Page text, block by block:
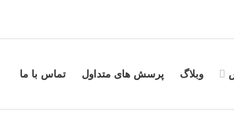
وبلاگ پرسش های متداول تماس با ما